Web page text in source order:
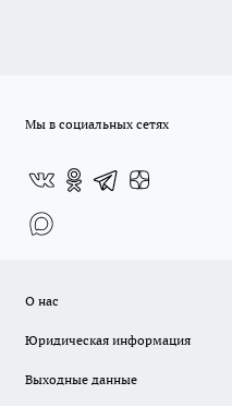
Мы в социальных сетях
О нас
Юридическая информация
Выходные данные